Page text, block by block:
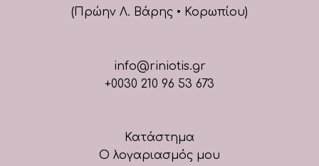
(Πρώην Λ. Βάρης • Κορωπίου)
info@riniotis.gr
+0030 210 96 53 673
Κατάστημα
Ο λογαριασμός μου